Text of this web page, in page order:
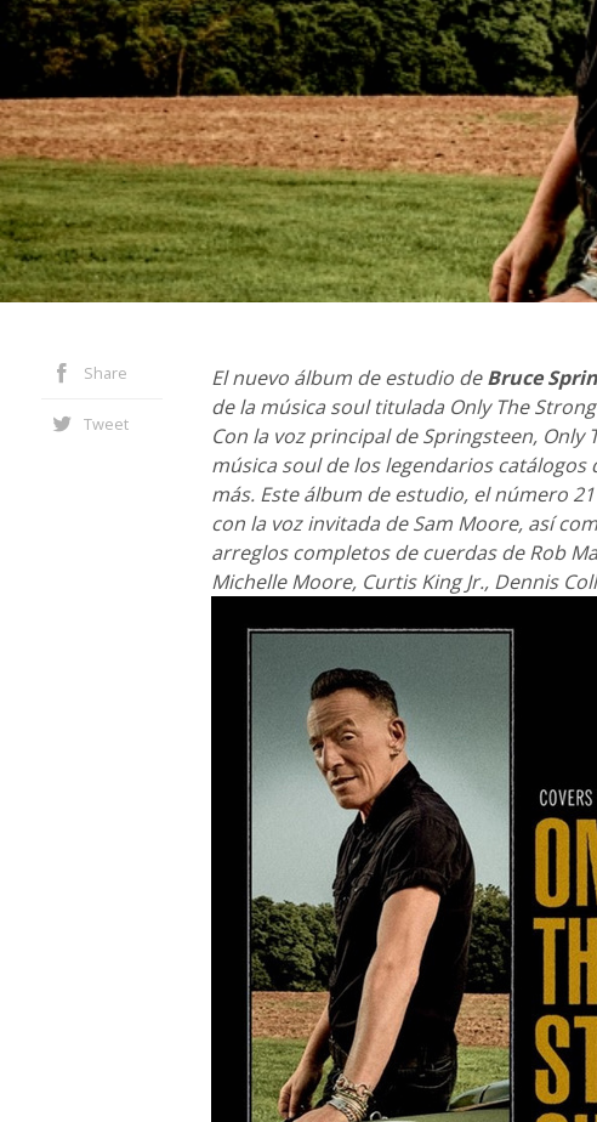
Share
Tweet
El nuevo álbum de estudio deBruce
de la música soul titulada Only The
Con la voz principal de Springsteen, Only
música soul de los legendarios
más. Este álbum de estudio, el número
con la voz invitada de Sam Moore, así
arreglos completos de cuerdas de Rob
Michelle Moore, Curtis King Jr., Dennis